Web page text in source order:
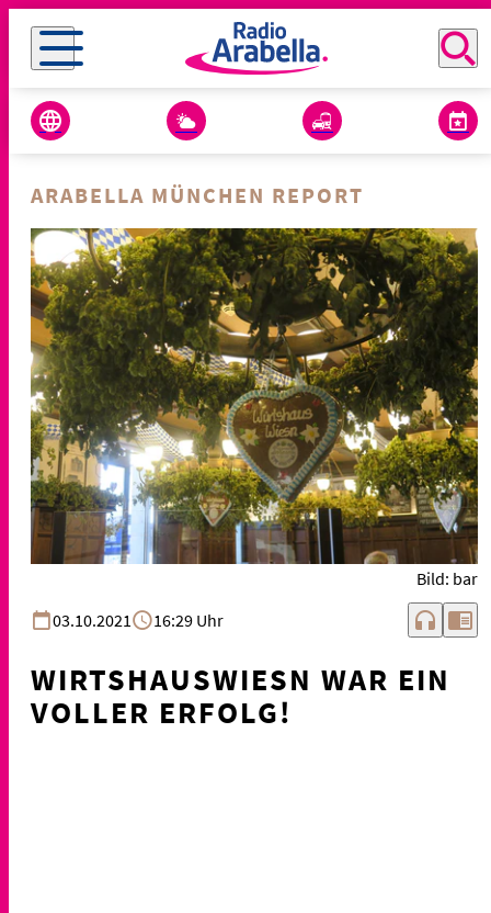
ARABELLA MÜNCHEN REPORT
Bild: bar
03.10.2021
16:29 Uhr headphones chrome_reader_mode
WIRTSHAUSWIESN WAR EIN
VOLLER ERFOLG!